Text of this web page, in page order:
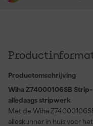
Productomschrijving
Wiha Z74000106SB
alledaags stripwerk
Met de Wiha
alleskunner in huis voor